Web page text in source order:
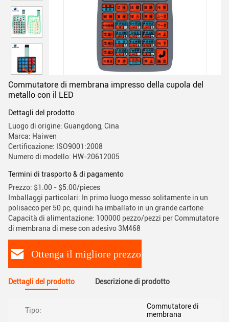
Commutatore di membrana impresso della cupola del
metallo con il LED
Dettagli del prodotto
Luogo di origine: Guangdong, Cina
Marca: Haiwen
Certificazione: ISO9001:2008
Numero di modello: HW-20612005
Termini di trasporto & di pagamento
Prezzo: $1.00 - $5.00/pieces
Imballaggi particolari: In primo luogo messo solitamente in un
polisacco per 50 pc, quindi ha imballato in un grande cartone
Capacità di alimentazione: 100000 pezzo/pezzi per Commutatore
di membrana di mese con adesivo 3M468
Ottenga il migliore prezzo
Dettagli del prodotto Descrizione di prodotto
Tipo:
Commutatore di
membrana